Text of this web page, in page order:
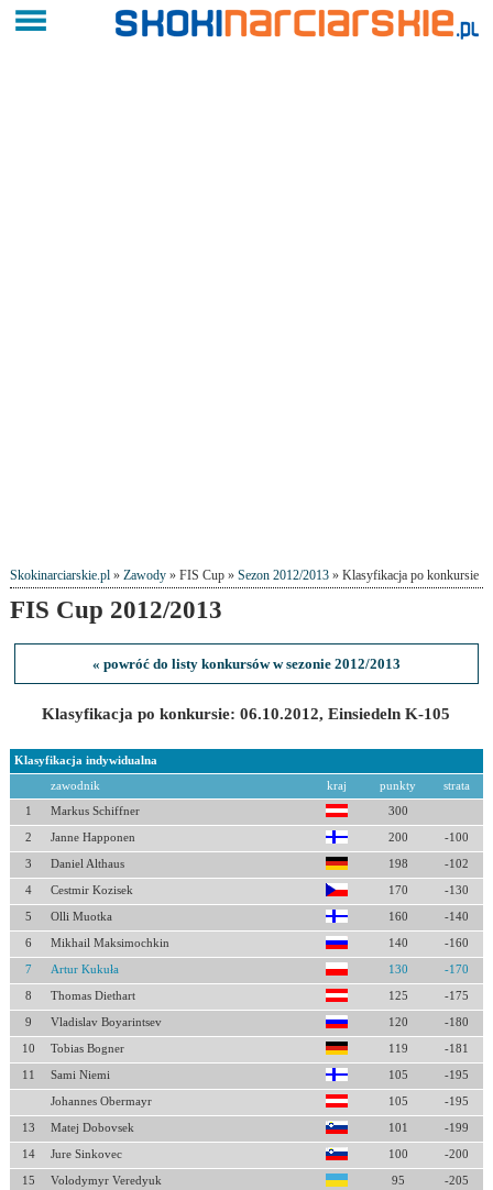
Skokinarciarskie.pl» Zawody» FIS Cup » Sezon 2012/2013» Klasyfikacja po konkursie
FIS Cup 2012/2013
« powróć do listy konkursów w sezonie 2012/2013
Klasyfikacja po konkursie: 06.10.2012, Einsiedeln K-105
Klasyfikacja indywidualna
zawodnik kraj punkty strata
1 Markus Schiffner 300
2 Janne Happonen 200 -100
3 Daniel Althaus 198 -102
4 Cestmir Kozisek 170 -130
5 Olli Muotka 160 -140
6 Mikhail Maksimochkin 140 -160
7 Artur Kukuła 130 -170
8 Thomas Diethart 125 -175
9 Vladislav Boyarintsev 120 -180
10 Tobias Bogner 119 -181
11 Sami Niemi 105 -195
Johannes Obermayr 105 -195
13 Matej Dobovsek 101 -199
14 Jure Sinkovec 100 -200
15 Volodymyr Veredyuk 95 -205